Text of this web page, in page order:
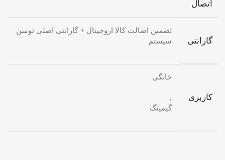
اتصال
گارانتی
تضمین اصالت کالا اروجینال + گارانتی اصلی توسن
سیستم
کاربری
خانگی
,
گیمینگ